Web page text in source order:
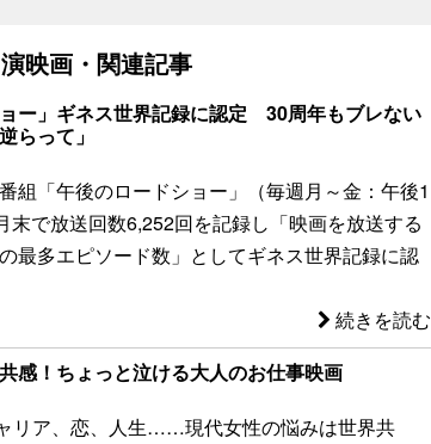
映画・関連記事
ョー」ギネス世界記録に認定 30周年もブレない
らって」
組「午後のロードショー」（毎週月～金：午後1
末で放送回数6,252回を記録し「映画を放送する
最多エピソード数」としてギネス世界記録に認
続きを読む
感！ちょっと泣ける大人のお仕事映画
ア、恋、人生……現代女性の悩みは世界共